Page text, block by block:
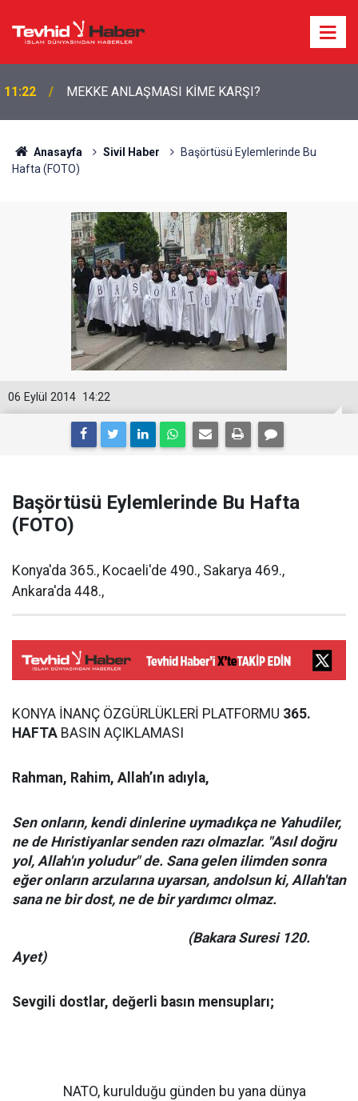
11:22 MEKKE ANLAŞMASI KİME KARŞI?
Anasayfa Sivil Haber
Başörtüsü Eylemlerinde Bu
Hafta (FOTO)
14:22
06 Eylül 2014
Başörtüsü Eylemlerinde Bu Hafta
(FOTO)
Konya'da 365., Kocaeli'de 490., Sakarya 469.,
Ankara'da 448.,
KONYA İNANÇ ÖZGÜRLÜKLERİ PLATFORMU 365.
HAFTA BASIN AÇIKLAMASI
Rahman, Rahim, Allah’ın adıyla,
Sen onların, kendi dinlerine uymadıkça ne Yahudiler,
ne de Hıristiyanlar senden razı olmazlar. "Asıl doğru
yol, Allah'ın yoludur" de. Sana gelen ilimden sonra
eğer onların arzularına uyarsan, andolsun ki, Allah'tan
sana ne bir dost, ne de bir yardımcı olmaz.
(Bakara Suresi 120.
Ayet)
Sevgili dostlar, değerli basın mensupları;
NATO, kurulduğu günden bu yana dünya